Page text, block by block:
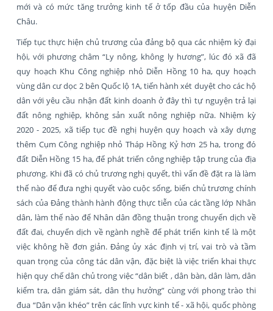
mới và có mức tăng trưởng kinh tế ở tốp đầu của huyện Diễn
Châu.
Tiếp tục thực hiện chủ trương của đảng bộ qua các nhiệm kỳ đại
hội, với phương châm “Ly nông, không ly hương”, lúc đó xã đã
quy hoạch Khu Công nghiệp nhỏ Diễn Hồng 10 ha, quy hoạch
vùng dân cư dọc 2 bên Quốc lộ 1A, tiến hành xét duyệt cho các hộ
dân với yêu cầu nhận đất kinh doanh ở đây thì tự nguyện trả lại
đất nông nghiệp, không sản xuất nông nghiệp nữa. Nhiệm kỳ
2020 - 2025, xã tiếp tục đề nghị huyện quy hoạch và xây dựng
thêm Cụm Công nghiệp nhỏ Tháp Hồng Kỷ hơn 25 ha, trong đó
đất Diễn Hồng 15 ha, để phát triển công nghiệp tập trung của địa
phương. Khi đã có chủ trương nghị quyết, thì vấn đề đặt ra là làm
thế nào để đưa nghị quyết vào cuộc sống, biến chủ trương chính
sách của Đảng thành hành động thực tiễn của các tầng lớp Nhân
dân, làm thế nào để Nhân dân đồng thuận trong chuyển dịch về
đất đai, chuyển dịch về ngành nghề để phát triển kinh tế là một
việc không hề đơn giản. Đảng ủy xác định vị trí, vai trò và tầm
quan trọng của công tác dân vận, đặc biệt là việc triển khai thực
hiện quy chế dân chủ trong việc “dân biết , dân bàn, dân làm, dân
kiểm tra, dân giám sát, dân thụ hưởng” cùng với phong trào thi
đua “Dân vận khéo” trên các lĩnh vực kinh tế - xã hội, quốc phòng